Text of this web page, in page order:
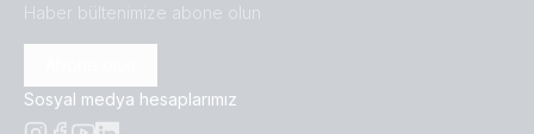
Haber bültenimize abone olun
Sosyal medya hesaplarımız